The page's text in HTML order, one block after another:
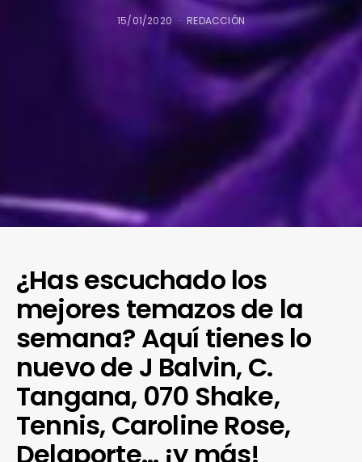
15/01/2020 REDACCIÓN
¿Has escuchado los
mejores temazos de la
semana? Aquí tienes lo
nuevo de J Balvin, C.
Tangana, 070 Shake,
Tennis, Caroline Rose,
Delaporte… ¡y más!